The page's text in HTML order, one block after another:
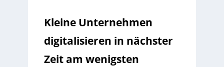
Kleine Unternehmen
digitalisieren in nächster
Zeit am wenigsten